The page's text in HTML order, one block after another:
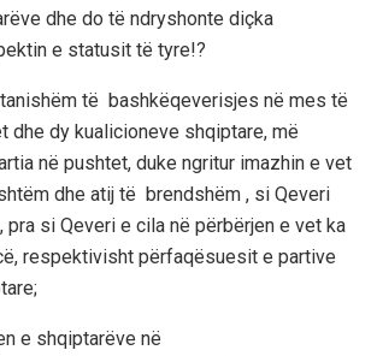
dhe do të ndryshonte diçka
e statusit të tyre!?
të bashkëqeverisjes në mes të
dhe dy kualicioneve shqiptare, më
në pushtet, duke ngritur imazhin e vet
dhe atij të brendshëm , si Qeveri
si Qeveri e cila në përbërjen e vet ka
respektivisht përfaqësuesit e partive
e shqiptarëve në